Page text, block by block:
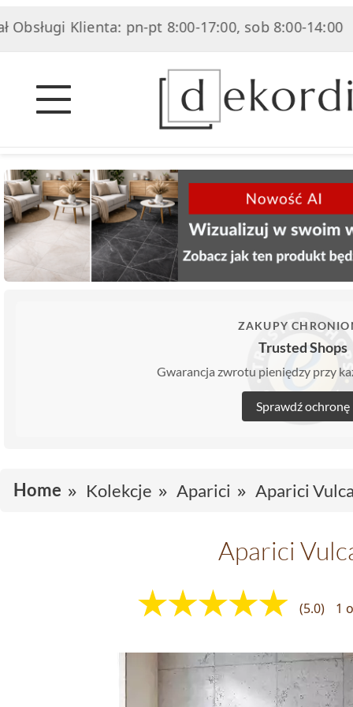
Klienta: pn-pt 8:00-17:00, sob 8:00-14:00 |
ZAKUPY
Trusted Shops
Gwarancja zwrotu pieniędzy przy
Sprawdź ochronę
Home Kolekcje Aparici Aparici
Aparici
(5.0) 1